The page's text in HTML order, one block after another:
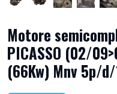
Motore
PICASSO (02/
(66Kw) Mnv 5p/